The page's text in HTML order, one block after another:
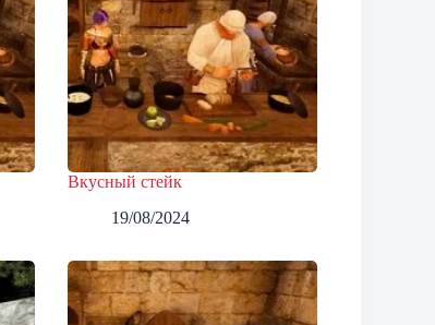
Вкусный стейк
19/08/2024